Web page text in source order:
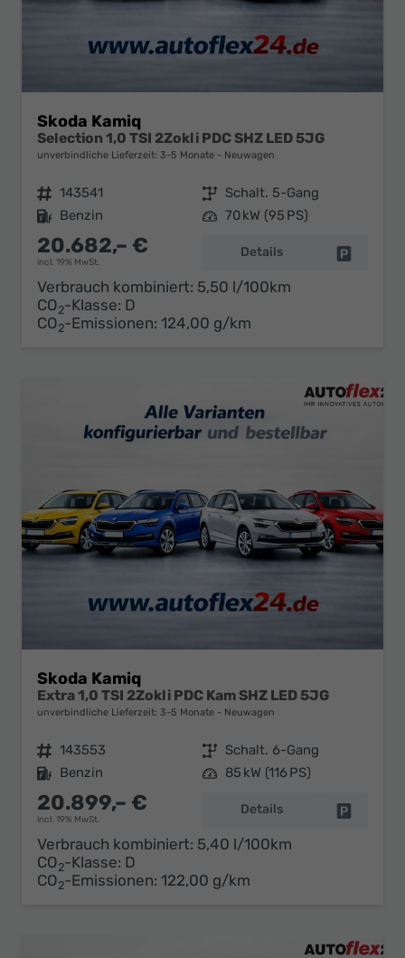
Skoda Kamiq
Selection 1,0 TSI 2Zokli PDC SHZ LED 5JG
unverbindliche Lieferzeit: 3-5 Monate Neuwagen
Fahrzeugnr. 143541 Getriebe Schalt. 5-Gang
Kraftstoff Benzin Leistung 70 kW (95 PS)
20.682,– €
incl. 19% MwSt.
Details
Verbrauch kombiniert: 5,50 l/100km
CO2-Klasse: D
CO2-Emissionen: 124,00 g/km
Skoda Kamiq
Extra 1,0 TSI 2Zokli PDC Kam SHZ LED 5JG
unverbindliche Lieferzeit: 3-5 Monate Neuwagen
Fahrzeugnr. 143553 Getriebe Schalt. 6-Gang
Kraftstoff Benzin Leistung 85 kW (116 PS)
20.899,– €
incl. 19% MwSt.
Details
Verbrauch kombiniert: 5,40 l/100km
CO2-Klasse: D
CO2-Emissionen: 122,00 g/km